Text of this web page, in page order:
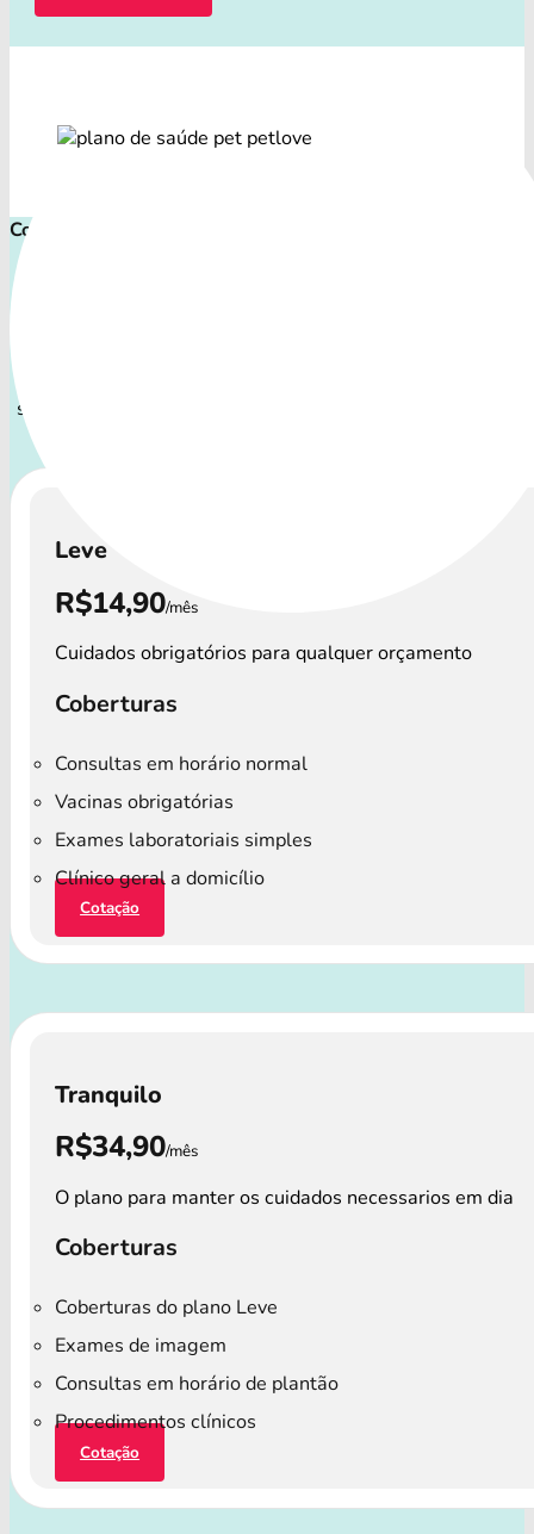
Comece cuidar ainda hoje!
sênior que demanda atenção especial.
Leve
R$14,90/mês
Cuidados obrigatórios para qualquer orçamento
Coberturas
Consultas em horário normal
Vacinas obrigatórias
Exames laboratoriais simples
Clínico geral a domicílio
Cotação
Tranquilo
R$34,90/mês
O plano para manter os cuidados necessarios em dia
Coberturas
Coberturas do plano Leve
Exames de imagem
Consultas em horário de plantão
Procedimentos clínicos
Cotação